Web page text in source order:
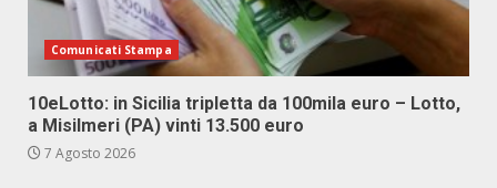
Comunicati Stampa
10eLotto: in Sicilia tripletta da 100mila euro – Lotto,
a Misilmeri (PA) vinti 13.500 euro
7 Agosto 2026